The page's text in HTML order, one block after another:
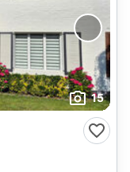
15